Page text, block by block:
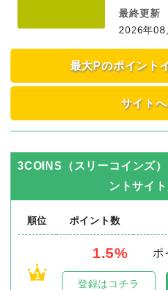
最終更新
2026年
最大Pのポイント
サイトへ
3COINS（スリーコインズ
ントサイ
順位 ポイント数
1
1.5%
ポ
登録はコチラ